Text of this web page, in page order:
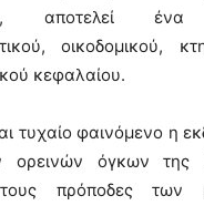
αποτελεί
οικοδομικού,
κεφαλαίου.
τυχαίο φαινόμενο η
ορεινών όγκων της
πρόποδες των